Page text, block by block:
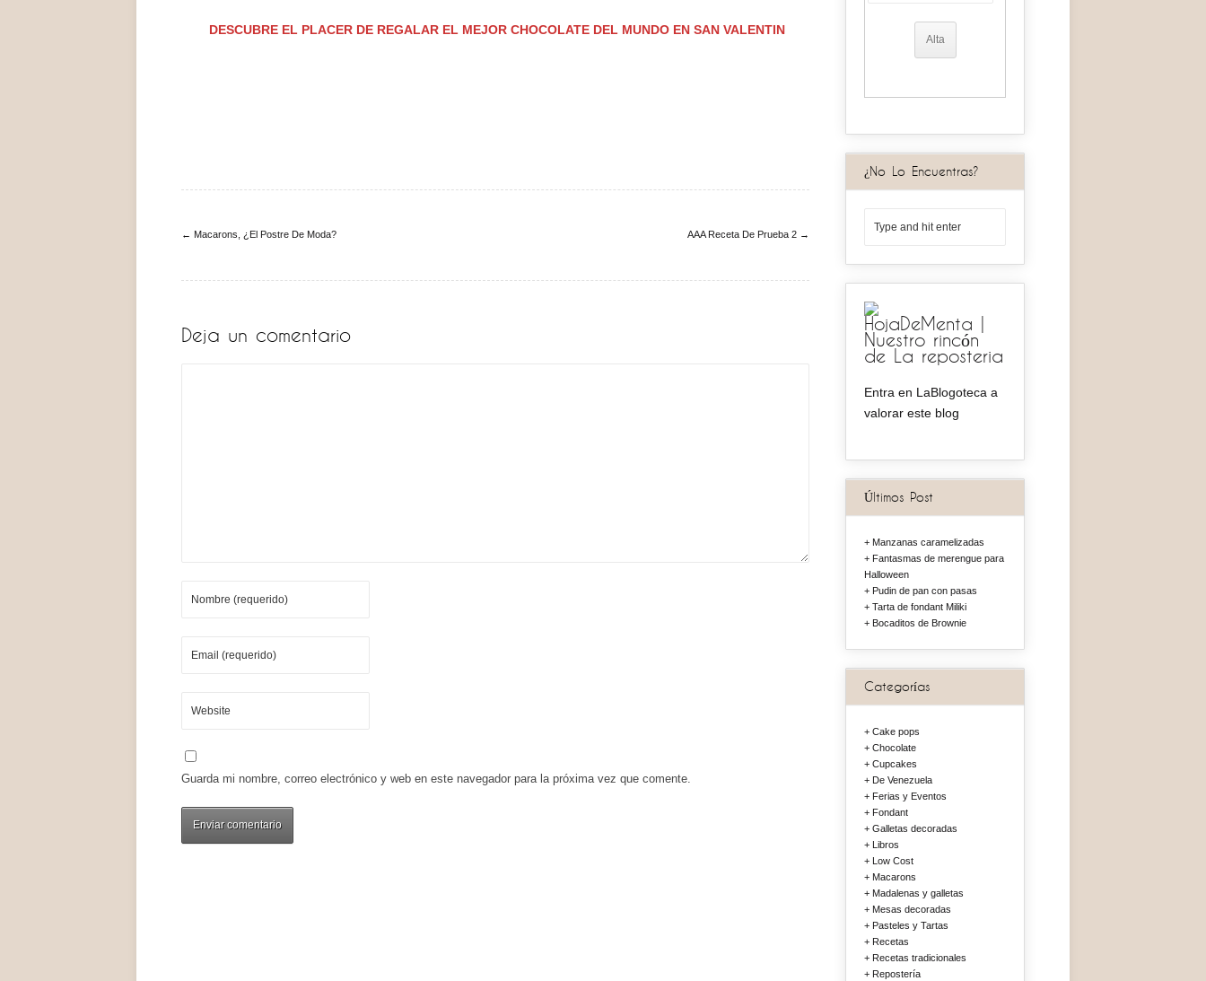
DESCUBRE EL PLACER DE REGALAR EL MEJOR CHOCOLATE DEL MUNDO EN SAN VALENTIN
← Macarons, ¿El Postre De Moda? AAA Receta De Prueba 2 →
Deja un comentario
Guarda mi nombre, correo electrónico y web en este navegador para la próxima vez que comente.
¿No Lo Encuentras?
HojaDeMenta |
Nuestro rincón
de La reposteria
Entra en LaBlogoteca a
valorar este blog
Últimos Post
Manzanas caramelizadas
Fantasmas de merengue para
Halloween
Pudin de pan con pasas
Tarta de fondant Miliki
Bocaditos de Brownie
Categorías
Cake pops
Chocolate
Cupcakes
De Venezuela
Ferias y Eventos
Fondant
Galletas decoradas
Libros
Low Cost
Macarons
Madalenas y galletas
Mesas decoradas
Pasteles y Tartas
Recetas
Recetas tradicionales
Repostería